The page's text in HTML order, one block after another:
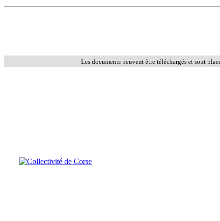
Les documents peuvent être téléchargés et sont